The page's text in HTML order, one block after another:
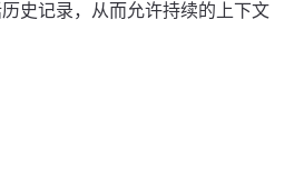
史记录，从而允许持续的上下文